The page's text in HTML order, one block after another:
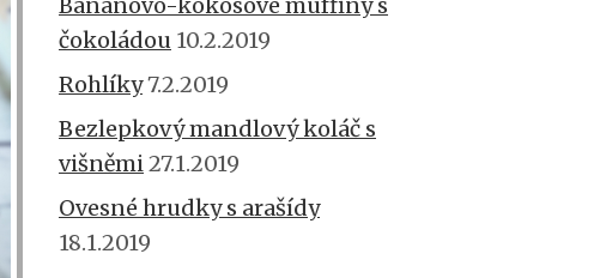
čokoládou 10.2.2019
Rohlíky7.2.2019
Bezlepkový mandlový koláč s
višněmi27.1.2019
Ovesné hrudky s arašídy
18.1.2019